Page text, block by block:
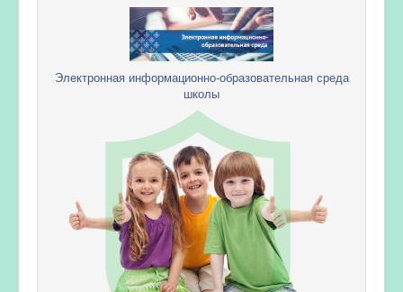
Электронная информационно-образовательная среда
школы